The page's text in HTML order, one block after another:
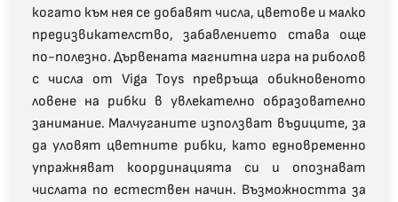
когато към нея се добавят числа, цветове и малко
предизвикателство, забавлението става още
по-полезно. Дървената магнитна игра на риболов
с числа от Viga Toys превръща обикновеното
ловене на рибки в увлекателно образователно
занимание. Малчуганите използват въдиците, за
да уловят цветните рибки, като едновременно
упражняват координацията си и опознават
числата по естествен начин. Възможността за